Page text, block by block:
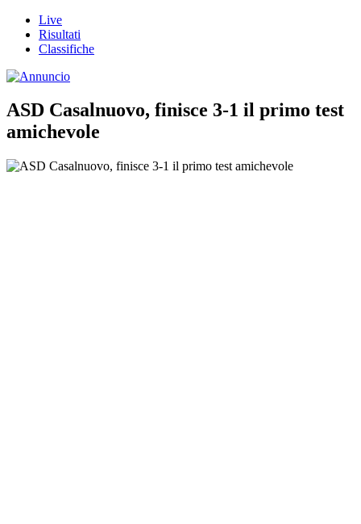
Live
Risultati
Classifiche
ASD Casalnuovo, finisce 3-1 il primo test
amichevole